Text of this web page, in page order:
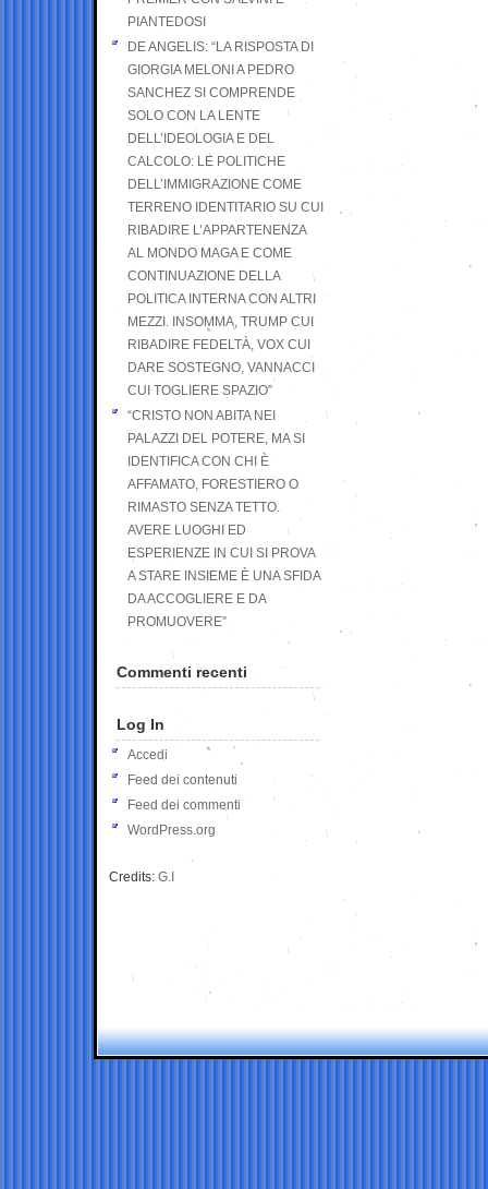
PIANTEDOSI
DE ANGELIS: “LA RISPOSTA DI
GIORGIA MELONI A PEDRO
SANCHEZ SI COMPRENDE
SOLO CON LA LENTE
DELL’IDEOLOGIA E DEL
CALCOLO: LE POLITICHE
DELL’IMMIGRAZIONE COME
TERRENO IDENTITARIO SU CUI
RIBADIRE L’APPARTENENZA
AL MONDO MAGA E COME
CONTINUAZIONE DELLA
POLITICA INTERNA CON ALTRI
MEZZI. INSOMMA, TRUMP CUI
RIBADIRE FEDELTÀ, VOX CUI
DARE SOSTEGNO, VANNACCI
CUI TOGLIERE SPAZIO”
“CRISTO NON ABITA NEI
PALAZZI DEL POTERE, MA SI
IDENTIFICA CON CHI È
AFFAMATO, FORESTIERO O
RIMASTO SENZA TETTO.
AVERE LUOGHI ED
ESPERIENZE IN CUI SI PROVA
A STARE INSIEME È UNA SFIDA
DA ACCOGLIERE E DA
PROMUOVERE”
Commenti recenti
Log In
Accedi
Feed dei contenuti
Feed dei commenti
WordPress.org
Credits: G.I